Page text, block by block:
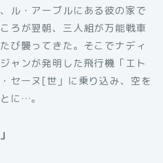
ル・アーブルにある彼の家で
ろが翌朝、三人組が万能戦車
び襲ってきた。そこでナディ
ャンが発明した飛行機「エト
セーヌ[世」に乗り込み、空を
に…。